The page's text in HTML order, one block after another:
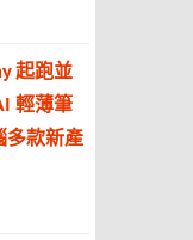
起跑並
輕薄筆
多款新產